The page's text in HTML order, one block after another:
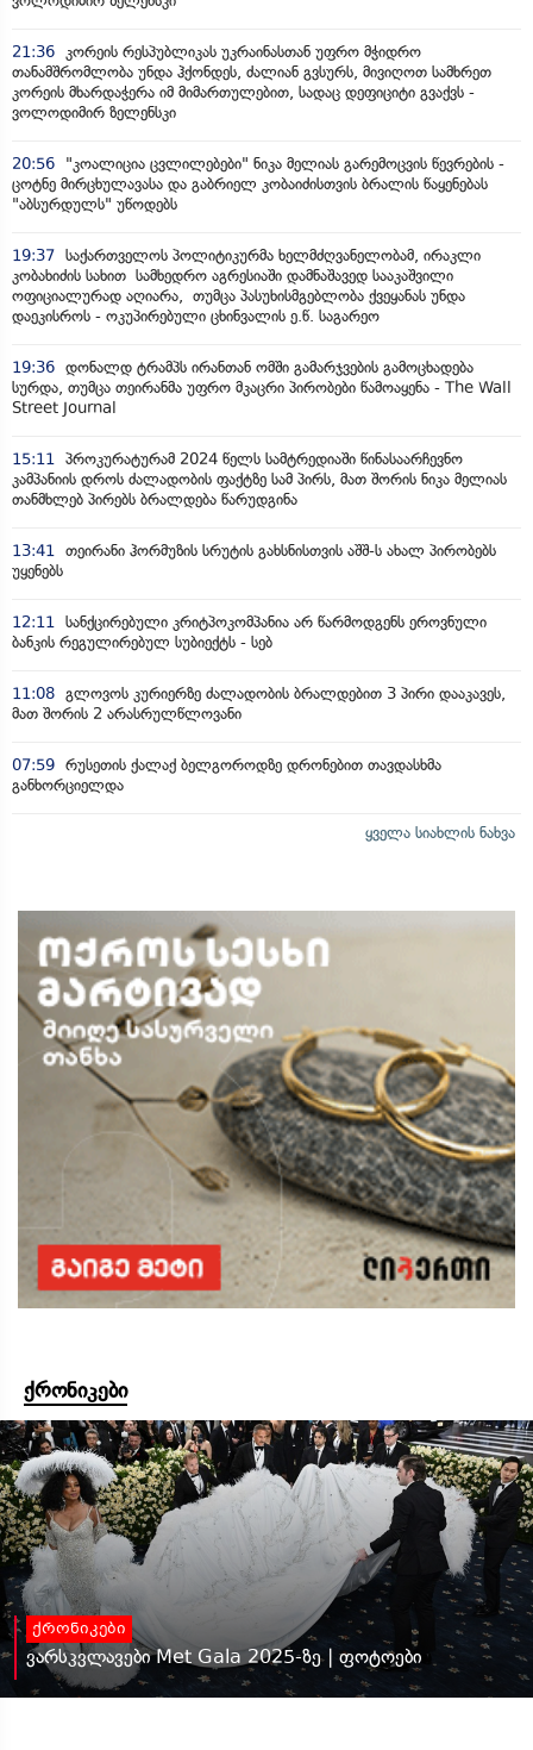
21:36
კორეის რესპუბლიკას უკრაინასთან უფრო მჭიდრო
თანამშრომლობა უნდა ჰქონდეს, ძალიან გვსურს, მივიღოთ სამხრეთ
კორეის მხარდაჭერა იმ მიმართულებით, სადაც დეფიციტი გვაქვს -
ვოლოდიმირ ზელენსკი
20:56
"კოალიცია ცვლილებები" ნიკა მელიას გარემოცვის წევრების -
ცოტნე მირცხულავასა და გაბრიელ კობაიძისთვის ბრალის წაყენებას
"აბსურდულს" უწოდებს
19:37 საქართველოს პოლიტიკურმა ხელმძღვანელობამ, ირაკლი
კობახიძის სახით სამხედრო აგრესიაში დამნაშავედ სააკაშვილი
ოფიციალურად აღიარა, თუმცა პასუხისმგებლობა ქვეყანას უნდა
დაეკისროს - ოკუპირებული ცხინვალის ე.წ. საგარეო
19:36 დონალდ ტრამპს ირანთან ომში გამარჯვების გამოცხადება
სურდა, თუმცა თეირანმა უფრო მკაცრი პირობები წამოაყენა - The Wall
Street Journal
15:11
პროკურატურამ 2024 წელს სამტრედიაში წინასაარჩევნო
კამპანიის დროს ძალადობის ფაქტზე სამ პირს, მათ შორის ნიკა მელიას
თანმხლებ პირებს ბრალდება წარუდგინა
13:41
თეირანი ჰორმუზის სრუტის გახსნისთვის აშშ-ს ახალ პირობებს
უყენებს
12:11
სანქცირებული კრიტპოკომპანია არ წარმოდგენს ეროვნული
ბანკის რეგულირებულ სუბიექტს - სებ
11:08 გლოვოს კურიერზე ძალადობის ბრალდებით 3 პირი დააკავეს,
მათ შორის 2 არასრულწლოვანი
07:59 რუსეთის ქალაქ ბელგოროდზე დრონებით თავდასხმა
განხორციელდა
ყველა სიახლის ნახვა
ქრონიკები
ქრონიკები
ვარსკვლავები Met Gala 2025-ზე | ფოტოები